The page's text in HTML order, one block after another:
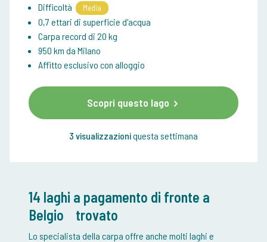
Difficoltà Media
0,7 ettari di superficie d'acqua
Carpa record di 20 kg
950 km da Milano
Affitto esclusivo con alloggio
Scopri questo lago
3 visualizzazioniquesta settimana
14 laghi a pagamento di fronte a
Belgio
trovato
Lo specialista della carpa offre anche molti laghi e